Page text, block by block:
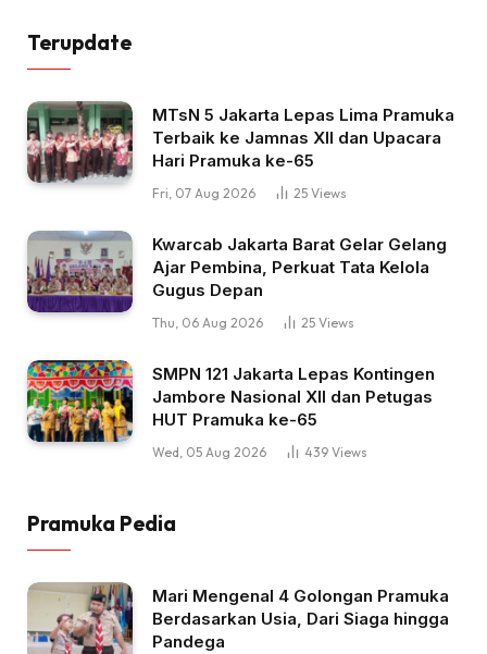
Terupdate
MTsN 5 Jakarta Lepas Lima Pramuka
Terbaik ke Jamnas XII dan Upacara
Hari Pramuka ke-65
Fri, 07 Aug 2026 25 Views
Kwarcab Jakarta Barat Gelar Gelang
Ajar Pembina, Perkuat Tata Kelola
Gugus Depan
Thu, 06 Aug 2026 25 Views
SMPN 121 Jakarta Lepas Kontingen
Jambore Nasional XII dan Petugas
HUT Pramuka ke-65
Wed, 05 Aug 2026 439 Views
Pramuka Pedia
Mari Mengenal 4 Golongan Pramuka
Berdasarkan Usia, Dari Siaga hingga
Pandega